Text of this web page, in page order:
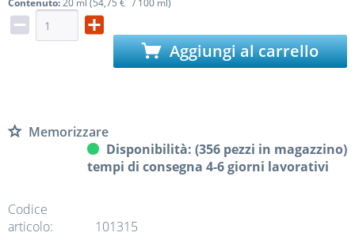
Contenuto:20 ml (54,75 € / 100 ml)
Aggiungi al carrello
Memorizzare
Disponibilità: (356 pezzi in magazzino)
tempi di consegna 4-6 giorni lavorativi
Codice
articolo:
101315